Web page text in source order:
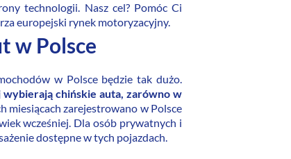
technologii. Nasz cel? Pomóc Ci
europejski rynek motoryzacyjny.
w Polsce
w Polsce będzie tak dużo.
chińskie auta, zarówno w
miesiącach zarejestrowano w Polsce
wcześniej. Dla osób prywatnych i
dostępne w tych pojazdach.